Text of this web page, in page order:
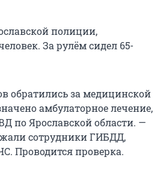
полиции,
За рулём сидел 65-
обратились за медицинской
амбулаторное лечение,
по Ярославской области. —
сотрудники ГИБДД,
Проводится проверка.